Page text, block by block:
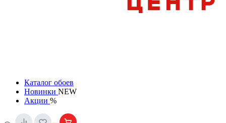
Каталог обоев
Новинки NEW
Акции %